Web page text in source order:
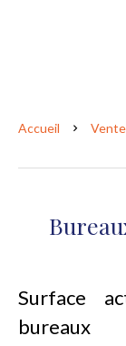
Accueil
Surface